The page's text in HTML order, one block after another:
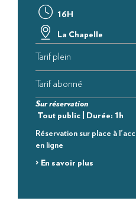
16H
La Chapelle
Tarif plein
Tarif abonné
Sur réservation
Tout public | Durée: 1h
Réservation sur place à
en ligne
> En savoir plus